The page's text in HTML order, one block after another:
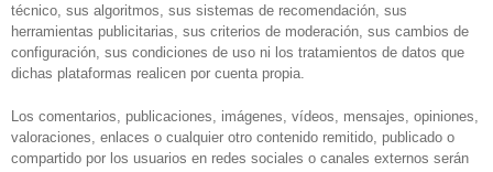
técnico, sus algoritmos, sus sistemas de recomendación, sus
herramientas publicitarias, sus criterios de moderación, sus cambios de
configuración, sus condiciones de uso ni los tratamientos de datos que
dichas plataformas realicen por cuenta propia.
Los comentarios, publicaciones, imágenes, vídeos, mensajes, opiniones,
valoraciones, enlaces o cualquier otro contenido remitido, publicado o
compartido por los usuarios en redes sociales o canales externos serán